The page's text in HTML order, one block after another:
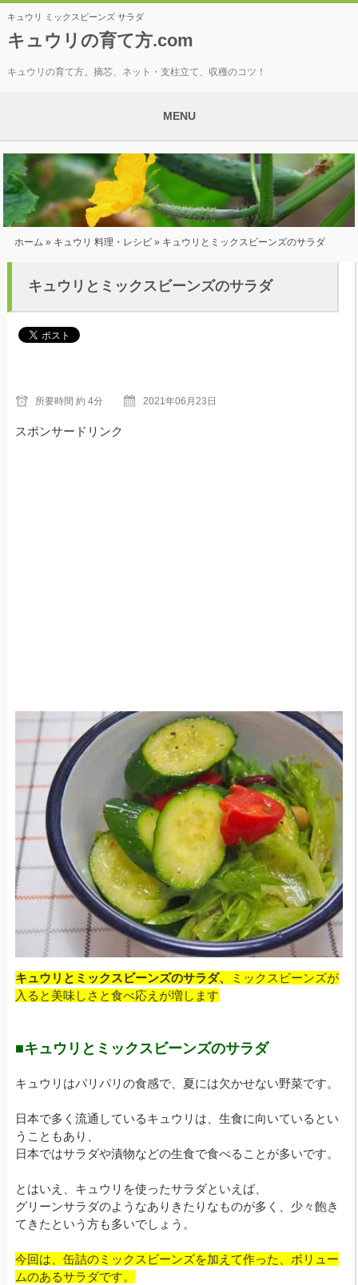
キュウリ ミックスビーンズ サラダ
キュウリの育て方.com
キュウリの育て方。摘芯、ネット・支柱立て、収穫のコツ！
MENU
ホーム » キュウリ 料理・レシピ» キュウリとミックスビーンズのサラダ
キュウリとミックスビーンズのサラダ
所要時間 約 4分 2021年06月23日
スポンサードリンク
キュウリとミックスビーンズのサラダ、
ミックスビーンズが
入ると美味しさと食べ応えが増します
■キュウリとミックスビーンズのサラダ
キュウリはパリパリの食感で、夏には欠かせない野菜です。
日本で多く流通しているキュウリは、生食に向いているとい
うこともあり、
日本ではサラダや漬物などの生食で食べることが多いです。
とはいえ、キュウリを使ったサラダといえば、
グリーンサラダのようなありきたりなものが多く、少々飽き
てきたという方も多いでしょう。
今回は、缶詰のミックスビーンズを加えて作った、ボリュー
ムのあるサラダです。